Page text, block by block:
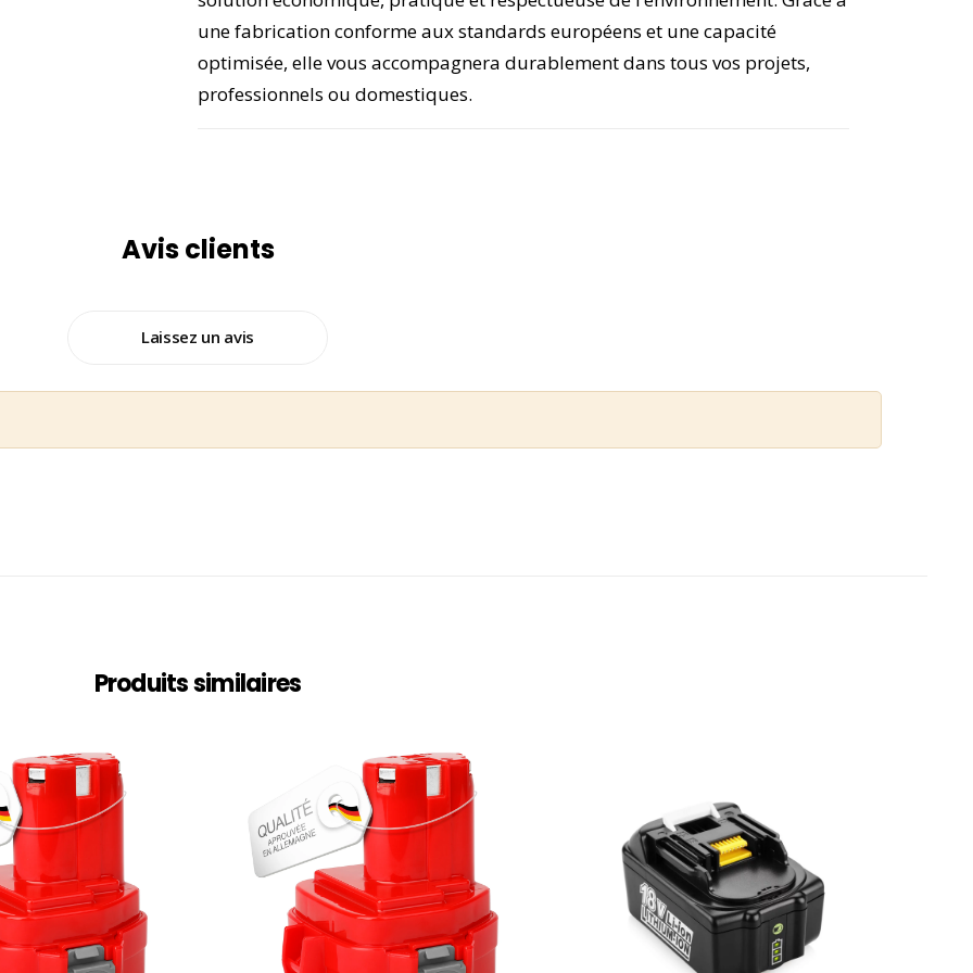
une fabrication conforme aux standards européens et une capacité
optimisée, elle vous accompagnera durablement dans tous vos projets,
professionnels ou domestiques.
Avis clients
Laissez un avis
Produits similaires